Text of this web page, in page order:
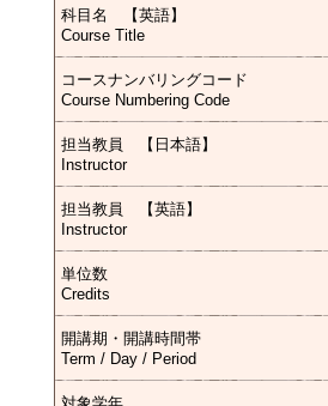
科目名 【英語】
Course Title
コースナンバリングコード
Course Numbering Code
担当教員 【日本語】
Instructor
担当教員 【英語】
Instructor
単位数
Credits
開講期・開講時間帯
Term / Day / Period